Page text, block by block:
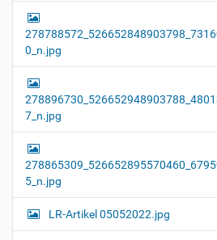
0_n.jpg
7_n.jpg
5_n.jpg
LR-Artikel 05052022.jpg